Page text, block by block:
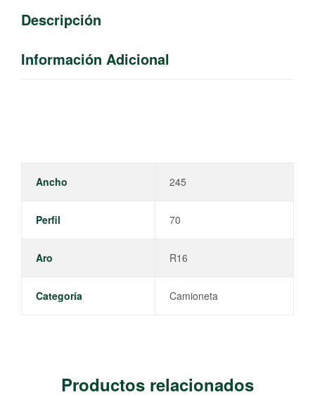
Descripción
Información Adicional
Ancho 245
Perfil 70
Aro R16
Categoría Camioneta
Productos relacionados